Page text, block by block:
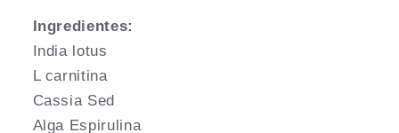
Ingredientes:
India lotus
L carnitina
Cassia Sed
Alga Espirulina